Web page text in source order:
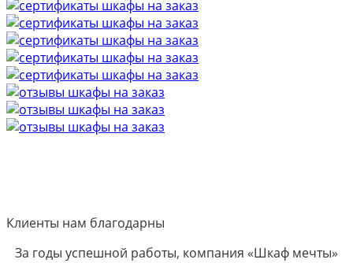
Клиенты нам благодарны
За годы успешной работы, компания «Шкаф мечты»